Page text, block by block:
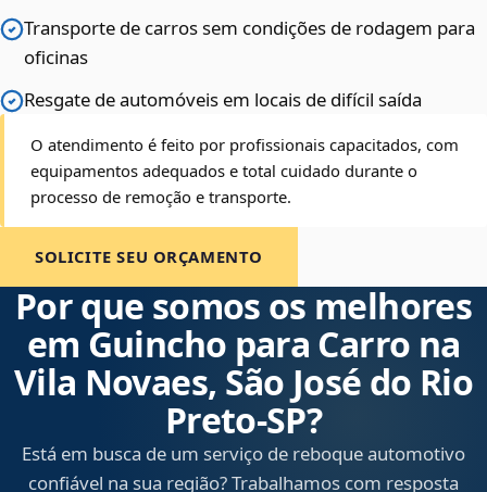
Transporte de carros sem condições de rodagem para
oficinas
Resgate de automóveis em locais de difícil saída
O atendimento é feito por profissionais capacitados, com
equipamentos adequados e total cuidado durante o
processo de remoção e transporte.
SOLICITE SEU ORÇAMENTO
Por que somos os melhores
em Guincho para Carro na
Vila Novaes, São José do Rio
Preto‑SP?
Está em busca de um serviço de reboque automotivo
confiável na sua região? Trabalhamos com resposta